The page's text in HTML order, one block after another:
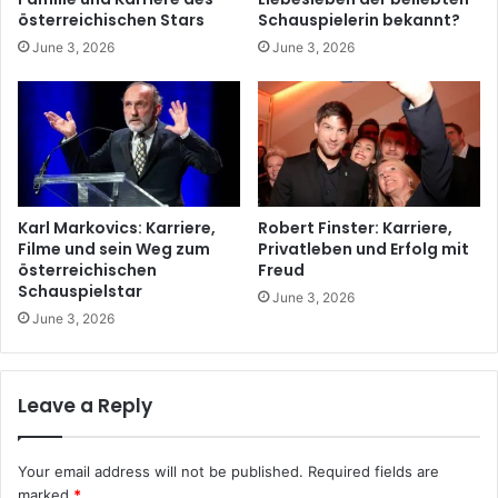
österreichischen Stars
June 3, 2026
Schauspielerin bekannt?
June 3, 2026
Karl Markovics: Karriere,
Filme und sein Weg zum
österreichischen
Schauspielstar
June 3, 2026
Robert Finster: Karriere,
Privatleben und Erfolg mit
Freud
June 3, 2026
Leave a Reply
Your email address will not be published. Required fields are